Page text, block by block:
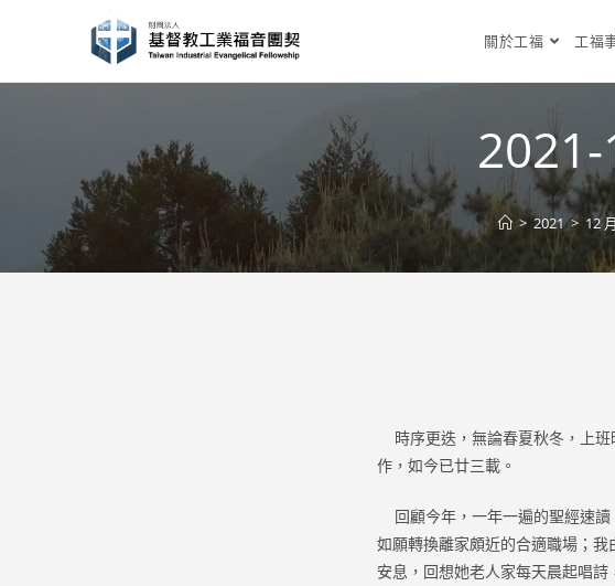
關於工福 工福
> 2021 > 12 月
時序更迭，無論春夏秋冬，上班
作，如今已廿三載。
回顧今年，一年一遍的聖經速讀
如願轉換離家頗近的合適職場；
安息，回想她老人家每天晨起唱